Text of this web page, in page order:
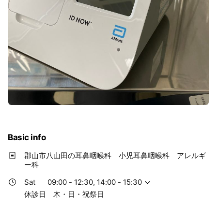
Basic info
郡山市八山田の耳鼻咽喉科 小児耳鼻咽喉科 アレルギ
ー科
Sat
09:00 - 12:30, 14:00 - 15:30
休診日 木・日・祝祭日